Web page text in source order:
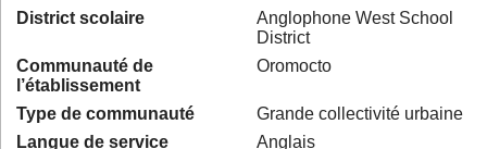
District scolaire
Anglophone West School
District
Communauté de
l’établissement
Oromocto
Type de communauté
Grande collectivité urbaine
Langue de service
Anglais